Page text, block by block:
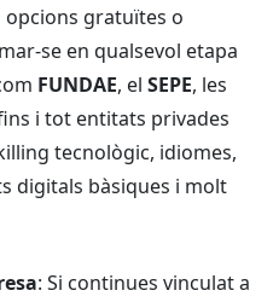
gratuïtes o
se en qualsevol etapa
FUNDAE, el SEPE, les
i tot entitats privades
tecnològic, idiomes,
digitals bàsiques i molt
: Si continues vinculat a